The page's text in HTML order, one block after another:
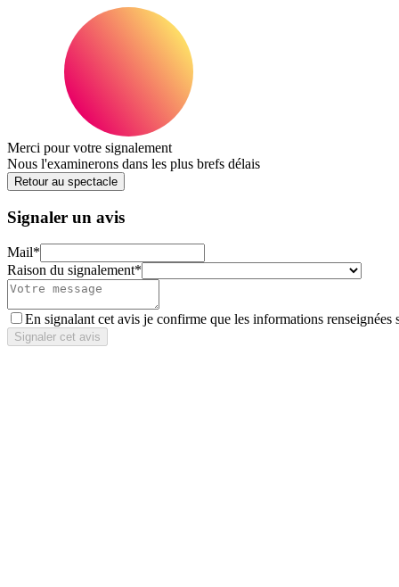
Merci pour votre signalement
Nous l'examinerons dans les plus brefs délais
Retour au spectacle
Signaler un avis
Mail*
Raison du signalement*
En signalant cet avis je confirme que les informations renseignées
Signaler cet avis